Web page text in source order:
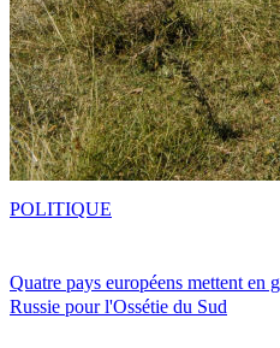
Quatre pays européens mettent en
Russie pour l'Ossétie du Sud
POLITIQUE